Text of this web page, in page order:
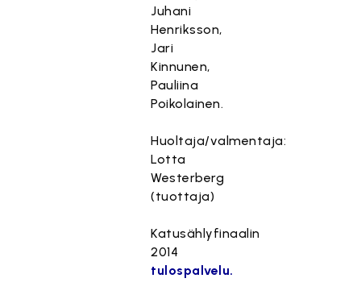
Juhani
Henriksson,
Jari
Kinnunen,
Pauliina
Poikolainen.
Huoltaja/valmentaja:
Lotta
Westerberg
(tuottaja)
Katusählyfinaalin
2014
tulospalvelu.